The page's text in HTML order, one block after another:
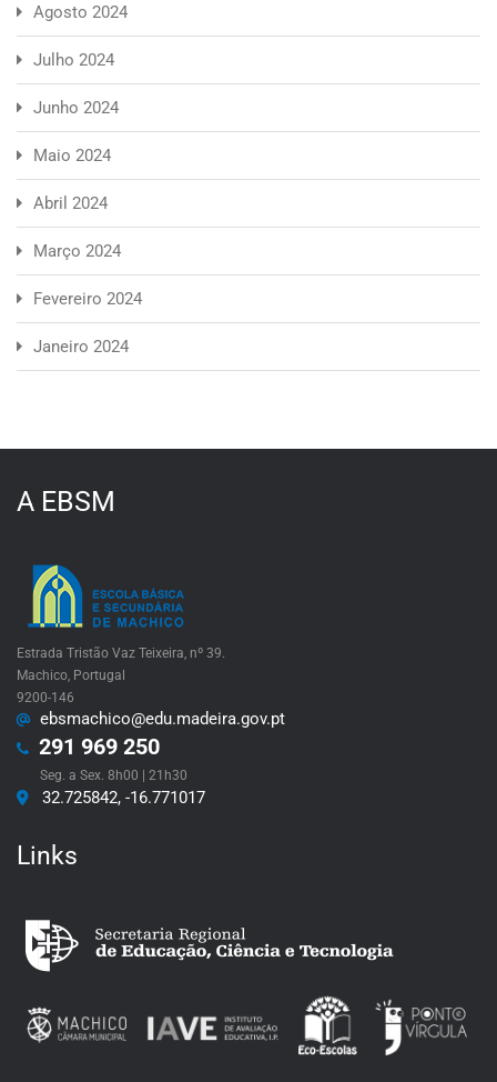
Agosto 2024
Julho 2024
Junho 2024
Maio 2024
Abril 2024
Março 2024
Fevereiro 2024
Janeiro 2024
A EBSM
Estrada Tristão Vaz Teixeira, nº 39.
Machico, Portugal
9200-146
ebsmachico@edu.madeira.gov.pt
291 969 250
Seg. a Sex. 8h00 | 21h30
32.725842, -16.771017
Links